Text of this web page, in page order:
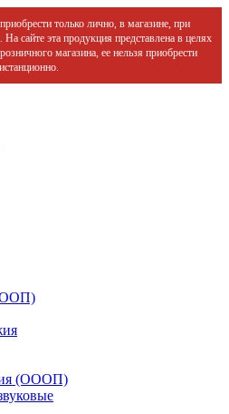
только лично, в магазине, при
сайте эта продукция представлена в целях
магазина, ее нельзя приобрести
(ОООП)